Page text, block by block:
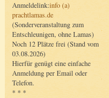
Anmeldelink:info (a)
prachtlamas.de
(Sonderveranstaltung zum
Entschleunigen, ohne Lamas)
Noch 12 Plätze frei (Stand vom
03.08.2026)
Hierfür genügt eine einfache
Anmeldung per Email oder
Telefon.
* * *